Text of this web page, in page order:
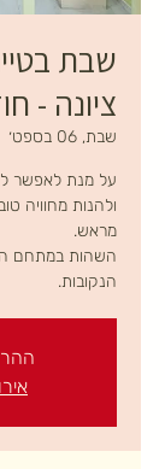
שבת
ציונה -
שבת, 06 בספט׳
על מנת לאפשר
ולהנות מחוויה
השהות במתחם
הנקובות.